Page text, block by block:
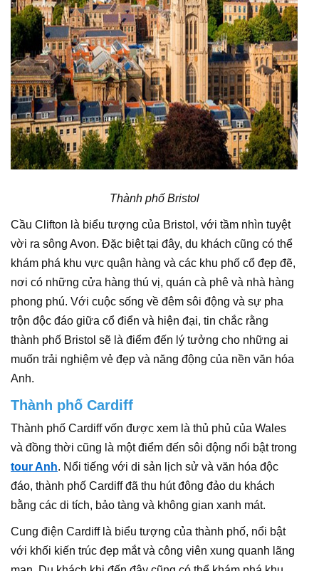
Thành phố Bristol
Cầu Clifton là biểu tượng của Bristol, với tầm nhìn tuyệt
vời ra sông Avon. Đặc biệt tại đây, du khách cũng có thể
khám phá khu vực quận hàng và các khu phố cổ đẹp đẽ,
nơi có những cửa hàng thú vị, quán cà phê và nhà hàng
phong phú. Với cuộc sống về đêm sôi động và sự pha
trộn độc đáo giữa cổ điển và hiện đại, tin chắc rằng
thành phố Bristol sẽ là điểm đến lý tưởng cho những ai
muốn trải nghiệm vẻ đẹp và năng động của nền văn hóa
Anh.
Thành phố Cardiff
Thành phố Cardiff vốn được xem là thủ phủ của Wales
và đồng thời cũng là một điểm đến sôi động nổi bật trong
tour Anh. Nổi tiếng với di sản lịch sử và văn hóa độc
đáo, thành phố Cardiff đã thu hút đông đảo du khách
bằng các di tích, bảo tàng và không gian xanh mát.
Cung điện Cardiff là biểu tượng của thành phố, nổi bật
với khối kiến trúc đẹp mắt và công viên xung quanh lãng